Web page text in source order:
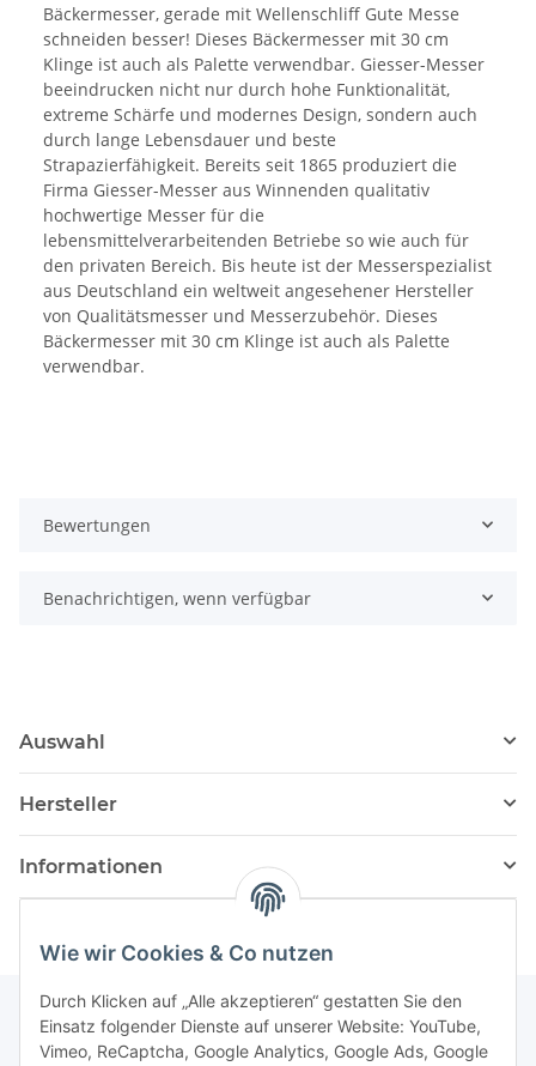
Wie wir Cookies & Co nutzen
Durch Klicken auf „Alle akzeptieren“ gestatten Sie den
Einsatz folgender Dienste auf unserer Website: YouTube,
Vimeo, ReCaptcha, Google Analytics, Google Ads, Google
Bäckermesser, gerade mit Wellenschliff Gute Messe
schneiden besser! Dieses Bäckermesser mit 30 cm
Klinge ist auch als Palette verwendbar. Giesser-Messer
beeindrucken nicht nur durch hohe Funktionalität,
extreme Schärfe und modernes Design, sondern auch
durch lange Lebensdauer und beste
Strapazierfähigkeit. Bereits seit 1865 produziert die
Firma Giesser-Messer aus Winnenden qualitativ
hochwertige Messer für die
lebensmittelverarbeitenden Betriebe so wie auch für
den privaten Bereich. Bis heute ist der Messerspezialist
aus Deutschland ein weltweit angesehener Hersteller
von Qualitätsmesser und Messerzubehör. Dieses
Bäckermesser mit 30 cm Klinge ist auch als Palette
verwendbar.
Bewertungen
Benachrichtigen, wenn verfügbar
Auswahl
Hersteller
Informationen